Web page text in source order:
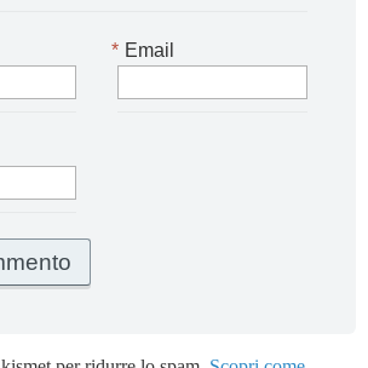
Email
*